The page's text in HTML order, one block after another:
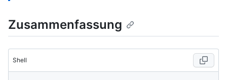
Zusammenfassung
Shell